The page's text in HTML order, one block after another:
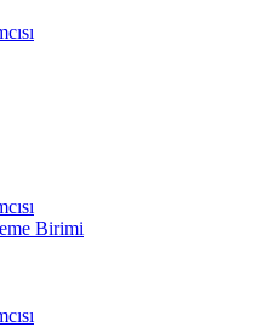
Birimi